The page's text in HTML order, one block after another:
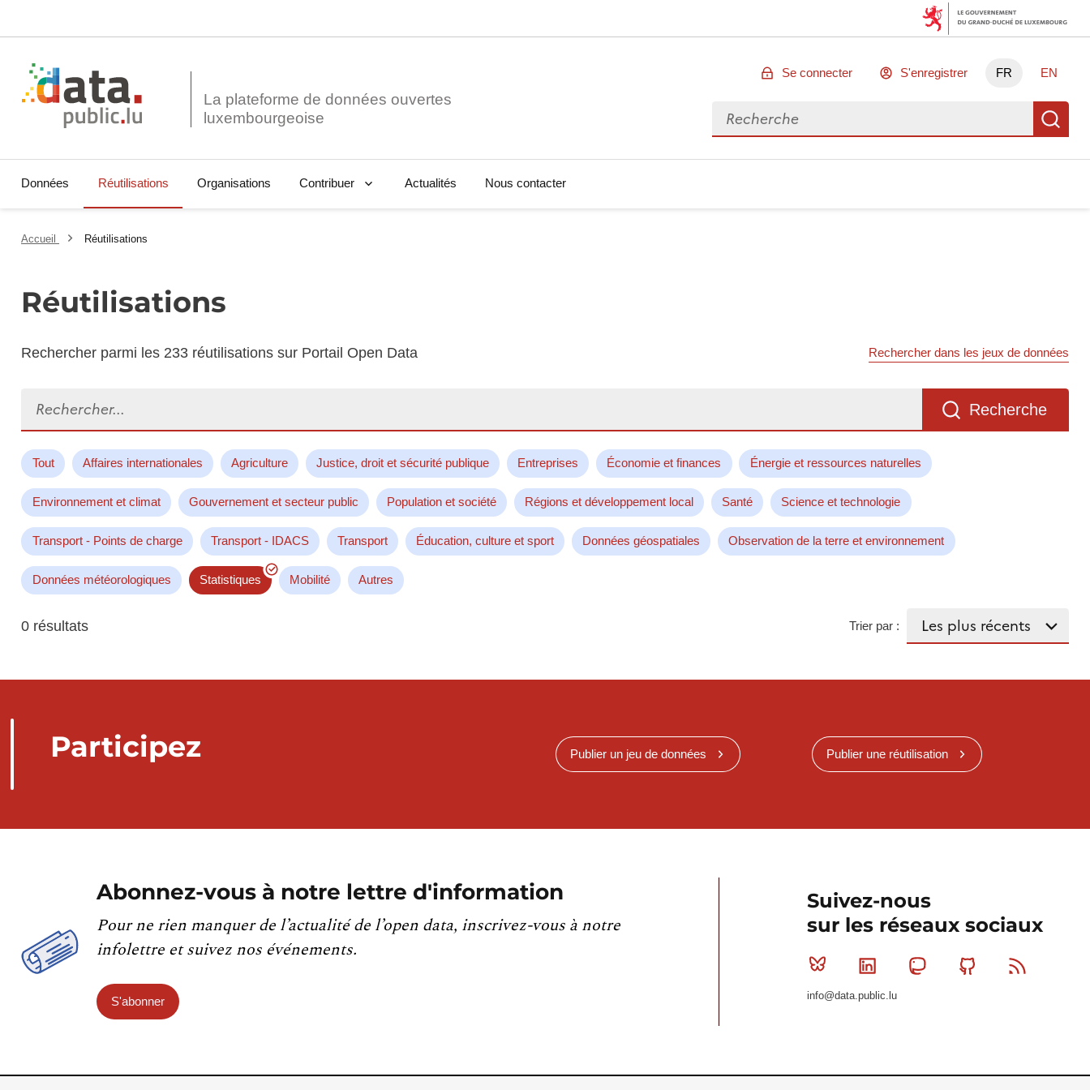
La plateforme de données ouvertes
Se connecter S'enregistrer FR EN
Rechercher des données
Données Réutilisations Organisations Contribuer Actualités Nous contacter
Accueil Réutilisations
Réutilisations
Rechercher parmi les 233 réutilisations sur Portail Open Data Rechercher dans les jeux de données
Recherche
Tout Affaires internationales Agriculture Justice, droit et sécurité publique Entreprises Économie et finances Énergie et ressources naturelles
Environnement et climat Gouvernement et secteur public Population et société Régions et développement local Santé Science et technologie
Transport - Points de charge Transport - IDACS Transport Éducation, culture et sport Données géospatiales Observation de la terre et environnement
Données météorologiques Statistiques Mobilité Autres
0 résultats Trier par :
Participez Publier un jeu de données Publier une réutilisation
Abonnez-vous à notre lettre d'information
Pour ne rien manquer de l’actualité de l’open data, inscrivez-vous à notre
infolettre et suivez nos événements.
S'abonner
Suivez-nous
sur les réseaux sociaux
Bluesky Linkedin MastodonGithub
info@data.public.lu